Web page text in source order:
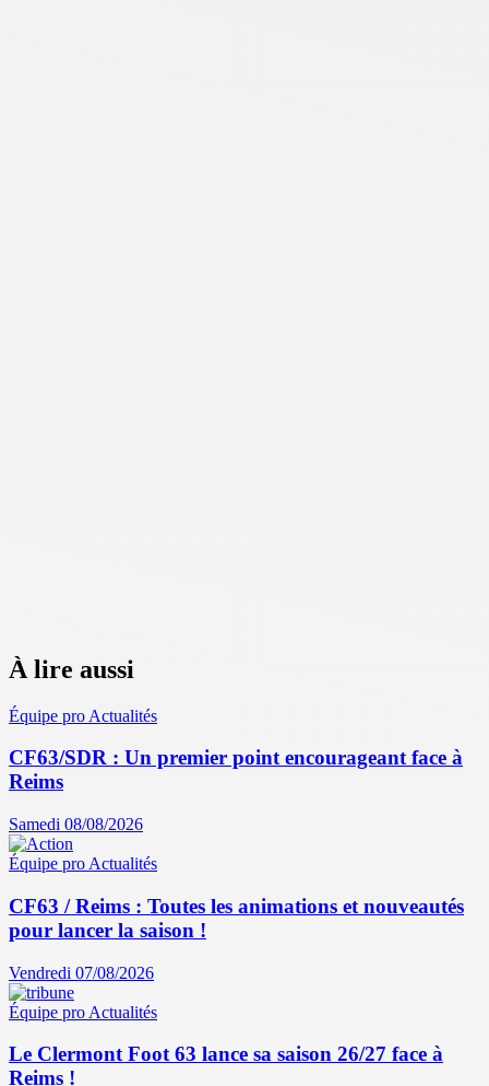
À lire aussi
Équipe pro Actualités
CF63/SDR : Un premier point encourageant face à
Reims
Samedi 08/08/2026
Équipe pro Actualités
CF63 / Reims : Toutes les animations et nouveautés
pour lancer la saison !
Vendredi 07/08/2026
Équipe pro Actualités
Le Clermont Foot 63 lance sa saison 26/27 face à
Reims !